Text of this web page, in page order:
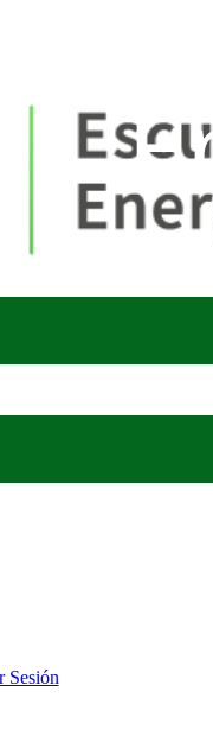
Sesión